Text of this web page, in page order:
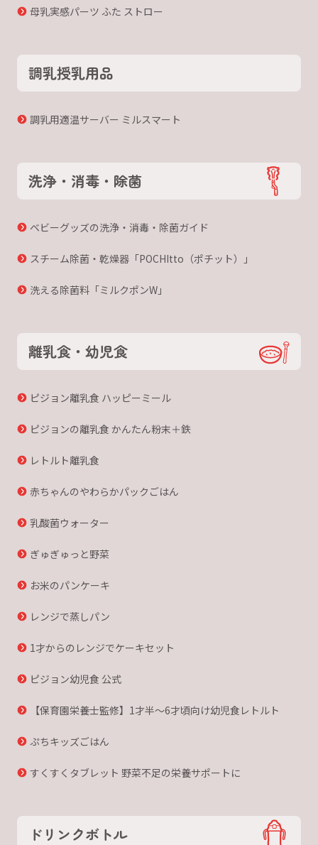
母乳実感パーツ ふた ストロー
調乳授乳用品
調乳用適温サーバー ミルスマート
洗浄・消毒・除菌
ベビーグッズの洗浄・消毒・除菌ガイド
スチーム除菌・乾燥器「POCHItto（ポチット）」
洗える除菌料「ミルクポンW」
離乳食・幼児食
ピジョン離乳食 ハッピーミール
ピジョンの離乳食 かんたん粉末＋鉄
レトルト離乳食
赤ちゃんのやわらかパックごはん
乳酸菌ウォーター
ぎゅぎゅっと野菜
お米のパンケーキ
レンジで蒸しパン
1才からのレンジでケーキセット
ピジョン幼児食 公式
【保育園栄養士監修】1才半〜6才頃向け幼児食レトルト
ぷちキッズごはん
すくすくタブレット 野菜不足の栄養サポートに
ドリンクボトル